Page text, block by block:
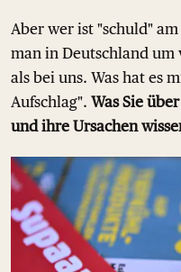
Aber wer ist "schuld"
man in Deutschland
als bei uns. Was hat es
Aufschlag". Was Sie
und ihre Ursachen